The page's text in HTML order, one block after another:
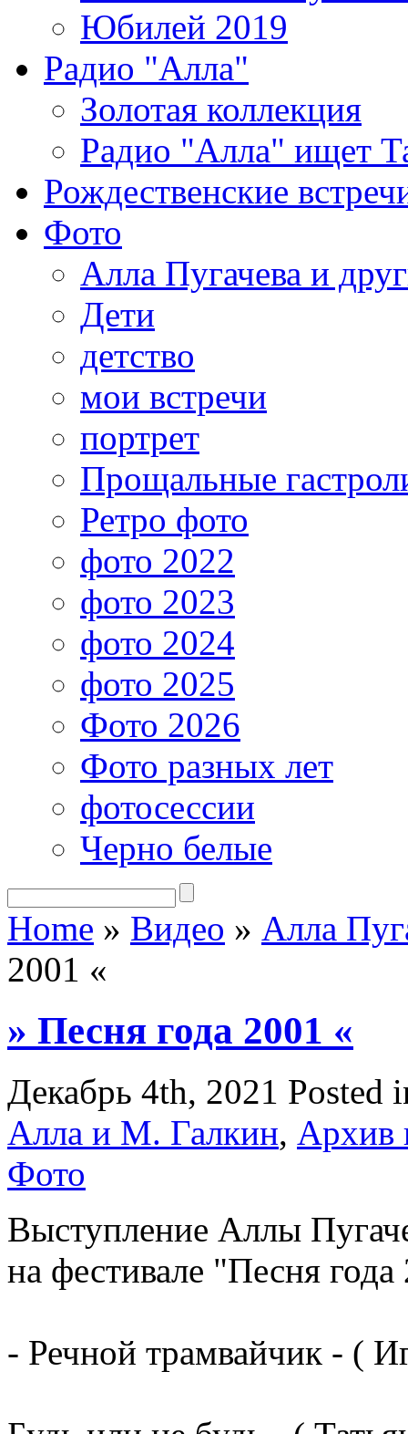
Юбилей 2019
Радио "Алла"
Золотая коллекция
Радио "Алла" ищет
Рождественские
Фото
Алла Пугачева и
Дети
детство
мои встречи
портрет
Прощальные
Ретро фото
фото 2022
фото 2023
фото 2024
фото 2025
Фото 2026
Фото разных лет
фотосессии
Черно белые
Home » Видео » Алла
2001 «
» Песня года 2001 «
Декабрь 4th, 2021 Posted
Алла и М. Галкин, Архив
Фото
Выступление Аллы
на фестивале "Песня
- Речной трамвайчик - (